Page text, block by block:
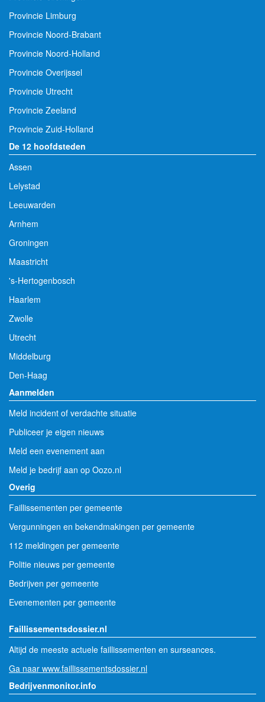
Provincie Limburg
Provincie Noord-Brabant
Provincie Noord-Holland
Provincie Overijssel
Provincie Utrecht
Provincie Zeeland
Provincie Zuid-Holland
De 12 hoofdsteden
Assen
Lelystad
Leeuwarden
Arnhem
Groningen
Maastricht
's-Hertogenbosch
Haarlem
Zwolle
Utrecht
Middelburg
Den-Haag
Aanmelden
Meld incident of verdachte situatie
Publiceer je eigen nieuws
Meld een evenement aan
Meld je bedrijf aan op Oozo.nl
Overig
Faillissementen per gemeente
Vergunningen en bekendmakingen per gemeente
112 meldingen per gemeente
Politie nieuws per gemeente
Bedrijven per gemeente
Evenementen per gemeente
Faillissementsdossier.nl
Altijd de meeste actuele faillissementen en surseances.
Ga naar www.faillissementsdossier.nl
Bedrijvenmonitor.info